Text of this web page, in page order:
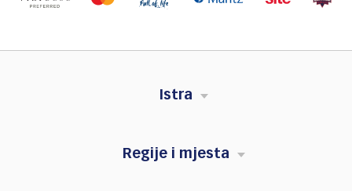
Istra
Regije i mjesta